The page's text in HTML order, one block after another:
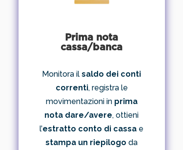
Prima nota
cassa/banca
Monitora il saldo dei conti
correnti, registra le
movimentazioni in prima
nota dare/avere, ottieni
l’estratto conto di cassa e
stampa un riepilogo da